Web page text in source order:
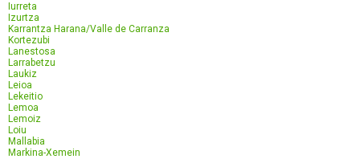
Iurreta
Izurtza
Karrantza Harana/Valle de Carranza
Kortezubi
Lanestosa
Larrabetzu
Laukiz
Leioa
Lekeitio
Lemoa
Lemoiz
Loiu
Mallabia
Markina-Xemein